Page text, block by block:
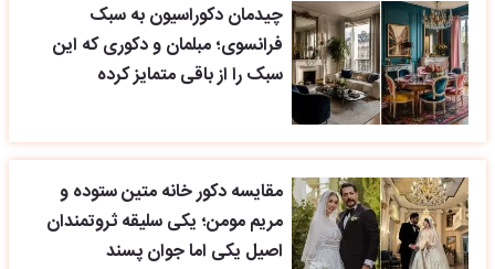
چیدمان دکوراسیون به سبک
فرانسوی؛ مبلمان و دکوری که این
سبک را از باقی متمایز کرده
مقایسه دکور خانه متین ستوده و
مریم مومن؛ یکی سلیقه ثروتمندان
اصیل یکی اما جوان پسند